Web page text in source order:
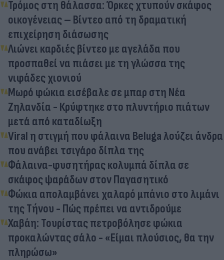
Τρόμος στη θάλασσα: Όρκες χτυπούν σκάφος
οικογένειας – Βίντεο από τη δραματική
επιχείρηση διάσωσης
Λιώνει καρδιές βίντεο με αγελάδα που
προσπαθεί να πιάσει με τη γλώσσα της
νιφάδες χιονιού
Μωρό φώκια εισέβαλε σε μπαρ στη Νέα
Ζηλανδία - Κρύφτηκε στο πλυντήριο πιάτων
μετά από καταδίωξη
Viral η στιγμή που φάλαινα Beluga λούζει άνδρα
που ανάβει τσιγάρο δίπλα της
Φάλαινα-φυσητήρας κολυμπά δίπλα σε
σκάφος ψαράδων στον Παγασητικό
Φώκια απολαμβάνει χαλαρό μπάνιο στο λιμάνι
της Τήνου - Πώς πρέπει να αντιδρούμε
Χαβάη: Τουρίστας πετροβόλησε φώκια
προκαλώντας σάλο - «Είμαι πλούσιος, θα την
πληρώσω»